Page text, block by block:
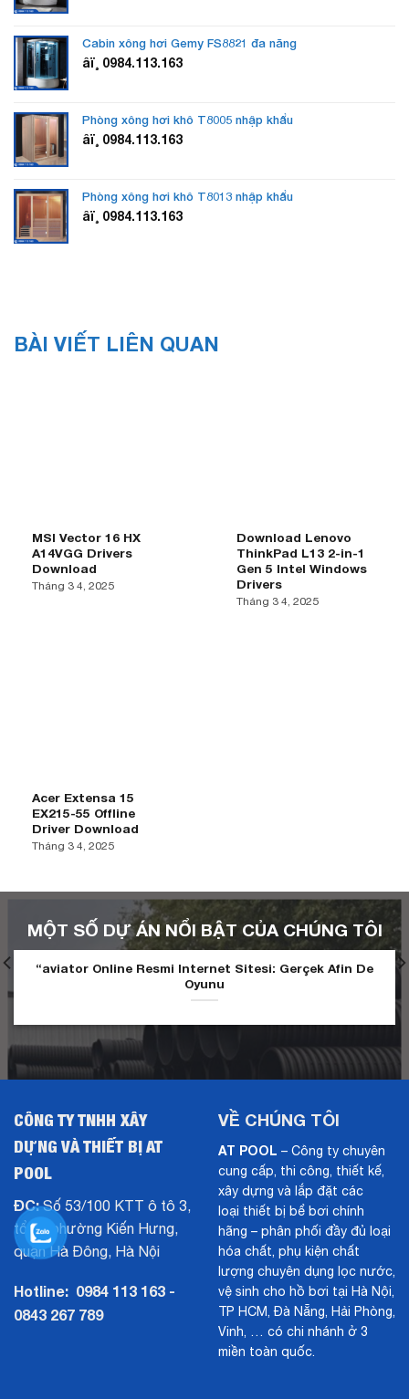
Cabin xông hơi Gemy FS8821 đa năng
âï¸ 0984.113.163
Phòng xông hơi khô T8005 nhập khẩu
âï¸ 0984.113.163
Phòng xông hơi khô T8013 nhập khẩu
âï¸ 0984.113.163
BÀI VIẾT LIÊN QUAN
MSI Vector 16 HX
A14VGG Drivers
Download
Tháng 3 4, 2025
Download Lenovo
ThinkPad L13 2-in-1
Gen 5 Intel Windows
Drivers
Tháng 3 4, 2025
Acer Extensa 15
EX215-55 Offline
Driver Download
Tháng 3 4, 2025
MỘT SỐ DỰ ÁN NỔI BẬT CỦA CHÚNG TÔI
“aviator Online Resmi Internet Sitesi: Gerçek Afin De
Oyunu
CÔNG TY TNHH XÂY
DỰNG VÀ THIẾT BỊ AT
POOL
ĐC:Số 53/100 KTT ô tô 3,
tổ 14 phường Kiến Hưng,
quận Hà Đông, Hà Nội
Hotline: 0984 113 163 -
0843 267 789
VỀ CHÚNG TÔI
AT POOL – Công ty chuyên
cung cấp, thi công, thiết kế,
xây dựng và lắp đặt các
loại thiết bị bể bơi chính
hãng – phân phối đầy đủ loại
hóa chất, phụ kiện chất
lượng chuyên dụng lọc nước,
vệ sinh cho hồ bơi tại Hà Nội,
TP HCM, Đà Nẵng, Hải Phòng,
Vinh, … có chi nhánh ở 3
miền toàn quốc.